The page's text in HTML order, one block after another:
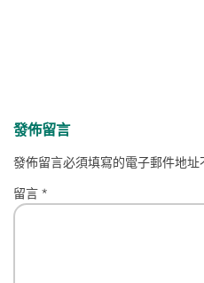
發佈留言
發佈留言必須填寫的電子郵件地址
留言*